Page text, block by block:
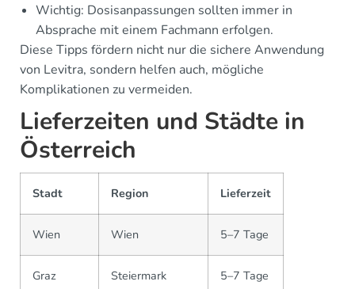
Wichtig: Dosisanpassungen sollten immer in
Absprache mit einem Fachmann erfolgen.
Diese Tipps fördern nicht nur die sichere Anwendung
von Levitra, sondern helfen auch, mögliche
Komplikationen zu vermeiden.
Lieferzeiten und Städte in
Österreich
Stadt Region Lieferzeit
Wien Wien 5–7 Tage
Graz Steiermark 5–7 Tage